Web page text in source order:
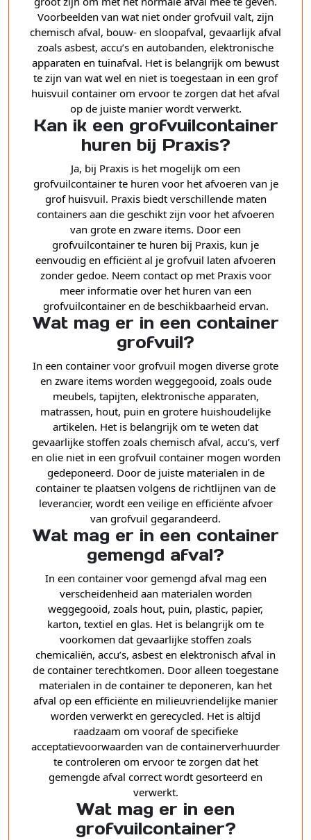
Voorbeelden van wat niet onder grofvuil valt, zijn
chemisch afval, bouw- en sloopafval, gevaarlijk afval
zoals asbest, accu’s en autobanden, elektronische
apparaten en tuinafval. Het is belangrijk om bewust
te zijn van wat wel en niet is toegestaan in een grof
huisvuil container om ervoor te zorgen dat het afval
op de juiste manier wordt verwerkt.
Kan ik een grofvuilcontainer
huren bij Praxis?
Ja, bij Praxis is het mogelijk om een
grofvuilcontainer te huren voor het afvoeren van je
grof huisvuil. Praxis biedt verschillende maten
containers aan die geschikt zijn voor het afvoeren
van grote en zware items. Door een
grofvuilcontainer te huren bij Praxis, kun je
eenvoudig en efficiënt al je grofvuil laten afvoeren
zonder gedoe. Neem contact op met Praxis voor
meer informatie over het huren van een
grofvuilcontainer en de beschikbaarheid ervan.
Wat mag er in een container
grofvuil?
In een container voor grofvuil mogen diverse grote
en zware items worden weggegooid, zoals oude
meubels, tapijten, elektronische apparaten,
matrassen, hout, puin en grotere huishoudelijke
artikelen. Het is belangrijk om te weten dat
gevaarlijke stoffen zoals chemisch afval, accu’s, verf
en olie niet in een grofvuil container mogen worden
gedeponeerd. Door de juiste materialen in de
container te plaatsen volgens de richtlijnen van de
leverancier, wordt een veilige en efficiënte afvoer
van grofvuil gegarandeerd.
Wat mag er in een container
gemengd afval?
In een container voor gemengd afval mag een
verscheidenheid aan materialen worden
weggegooid, zoals hout, puin, plastic, papier,
karton, textiel en glas. Het is belangrijk om te
voorkomen dat gevaarlijke stoffen zoals
chemicaliën, accu’s, asbest en elektronisch afval in
de container terechtkomen. Door alleen toegestane
materialen in de container te deponeren, kan het
afval op een efficiënte en milieuvriendelijke manier
worden verwerkt en gerecycled. Het is altijd
raadzaam om vooraf de specifieke
acceptatievoorwaarden van de containerverhuurder
te controleren om ervoor te zorgen dat het
gemengde afval correct wordt gesorteerd en
verwerkt.
Wat mag er in een
grofvuilcontainer?